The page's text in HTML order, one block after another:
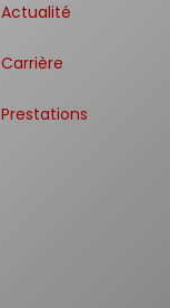
Actualité
Carrière
Prestations